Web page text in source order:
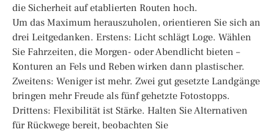
die Sicherheit auf etablierten Routen hoch.
Um das Maximum herauszuholen, orientieren Sie sich an
drei Leitgedanken. Erstens: Licht schlägt Loge. Wählen
Sie Fahrzeiten, die Morgen- oder Abendlicht bieten –
Konturen an Fels und Reben wirken dann plastischer.
Zweitens: Weniger ist mehr. Zwei gut gesetzte Landgänge
bringen mehr Freude als fünf gehetzte Fotostopps.
Drittens: Flexibilität ist Stärke. Halten Sie Alternativen
für Rückwege bereit, beobachten Sie